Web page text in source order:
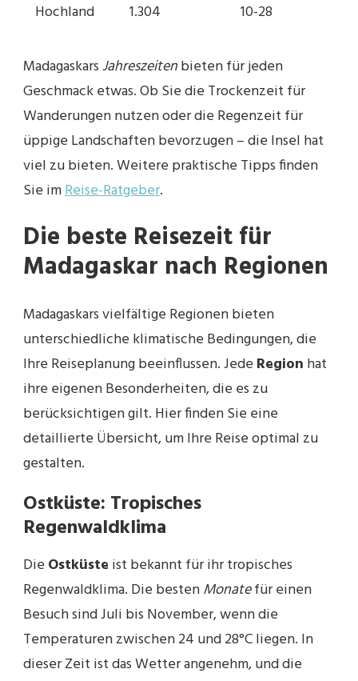
Hochland
1.304 10-28
MadagaskarsJahreszeitenbieten für jeden
Geschmack etwas. Ob Sie die Trockenzeit für
Wanderungen nutzen oder die Regenzeit für
üppige Landschaften bevorzugen – die Insel hat
viel zu bieten. Weitere praktische Tipps finden
Sie imReise-Ratgeber.
Die beste Reisezeit für
Madagaskar nach Regionen
Madagaskars vielfältige Regionen bieten
unterschiedliche klimatische Bedingungen, die
Ihre Reiseplanung beeinflussen. Jede Region hat
ihre eigenen Besonderheiten, die es zu
berücksichtigen gilt. Hier finden Sie eine
detaillierte Übersicht, um Ihre Reise optimal zu
gestalten.
Ostküste: Tropisches
Regenwaldklima
Die Ostküste ist bekannt für ihr tropisches
Regenwaldklima. Die bestenMonatefür einen
Besuch sind Juli bis November, wenn die
Temperaturen zwischen 24 und 28°C liegen. In
dieser Zeit ist das Wetter angenehm, und die